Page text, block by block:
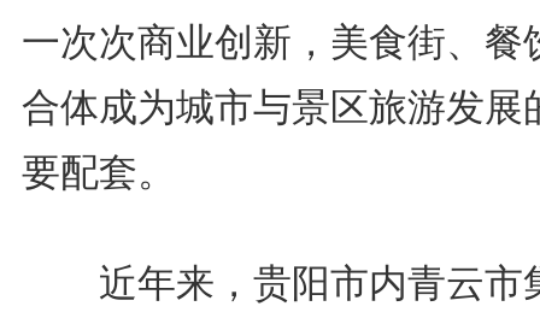
一次次商业创新，美食街、餐
合体成为城市与景区旅游发展
要配套。
近年来，贵阳市内青云市